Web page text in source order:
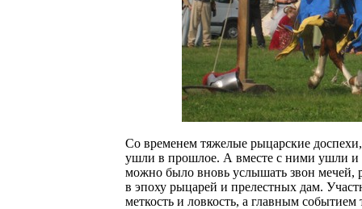
Со временем тяжелые рыцарские
ушли в прошлое. А вместе с ними ушли
можно было вновь услышать звон мечей,
в эпоху рыцарей и прелестных дам.
меткость и ловкость, а главным